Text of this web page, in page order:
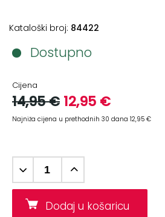
Girje
–
kettlebells
Oprema
za
funkcionalni
Aerobik,
Pilates,
Joga
Kataloški broj: 84422
Dostupno
Cijena
14,95 € 12,95 €
Najniža cijena u prethodnih 30 dana 12,95 €
Dodaj u košaricu